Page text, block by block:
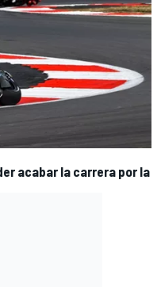
acabar la carrera por la